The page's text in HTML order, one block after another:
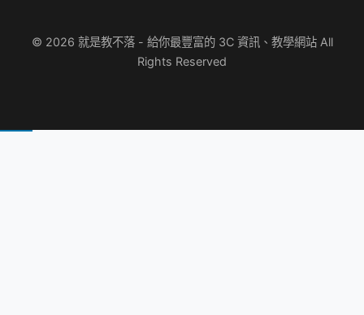
© 2026 就是教不落 - 給你最豐富的 3C 資訊、教學網站 All
Rights Reserved